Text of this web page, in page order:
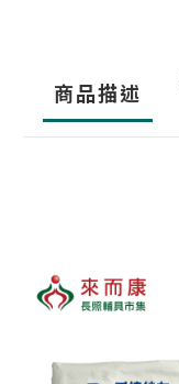
商品描述